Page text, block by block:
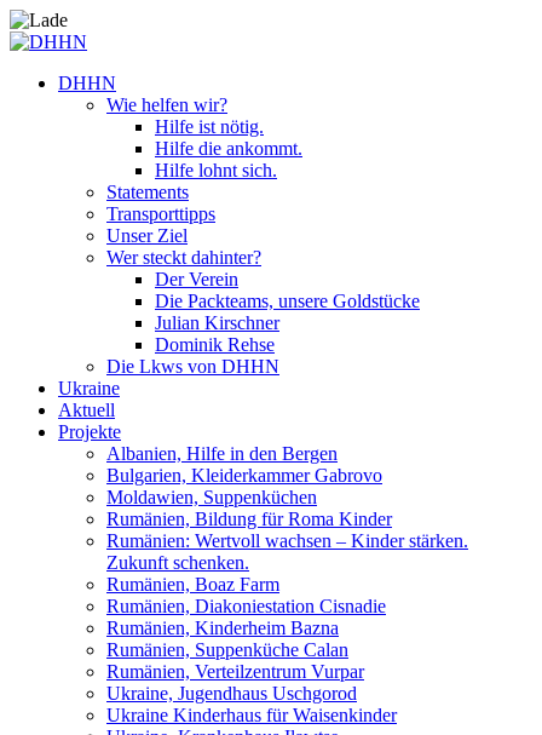
DHHN
Wie helfen wir?
Hilfe ist nötig.
Hilfe die ankommt.
Hilfe lohnt sich.
Statements
Transporttipps
Unser Ziel
Wer steckt dahinter?
Der Verein
Die Packteams, unsere Goldstücke
Julian Kirschner
Dominik Rehse
Die Lkws von DHHN
Ukraine
Aktuell
Projekte
Albanien, Hilfe in den Bergen
Bulgarien, Kleiderkammer Gabrovo
Moldawien, Suppenküchen
Rumänien, Bildung für Roma Kinder
Rumänien: Wertvoll wachsen – Kinder stärken.
Zukunft schenken.
Rumänien, Boaz Farm
Rumänien, Diakoniestation Cisnadie
Rumänien, Kinderheim Bazna
Rumänien, Suppenküche Calan
Rumänien, Verteilzentrum Vurpar
Ukraine, Jugendhaus Uschgorod
Ukraine Kinderhaus für Waisenkinder